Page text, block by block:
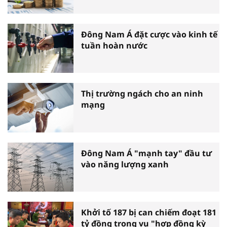
Đông Nam Á đặt cược vào kinh tế
tuần hoàn nước
Thị trường ngách cho an ninh
mạng
Đông Nam Á "mạnh tay" đầu tư
vào năng lượng xanh
Khởi tố 187 bị can chiếm đoạt 181
tỷ đồng trong vụ "hợp đồng kỳ